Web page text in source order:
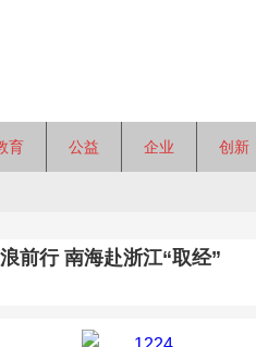
育 公益 企业 创新
前行 南海赴浙江“取经”